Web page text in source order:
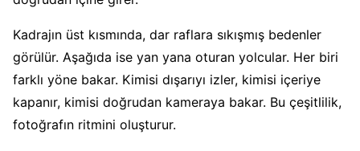
Kadrajın üst kısmında, dar raflara sıkışmış bedenler
görülür. Aşağıda ise yan yana oturan yolcular. Her biri
farklı yöne bakar. Kimisi dışarıyı izler, kimisi içeriye
kapanır, kimisi doğrudan kameraya bakar. Bu çeşitlilik,
fotoğrafın ritmini oluşturur.